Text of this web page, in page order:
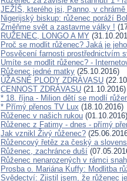
JEŽÍŠ, kterého jsi, Panno, v
Nigerijský biskup: růženec poráží
Změňme svět a zastavme války !
RUŽENEC, LONGO A MY
Proč se modlit růženec? Jaká je
Posvěcení farnosti prostřednictvím
Umíte se modlit růženec? -
Růženec jedné matky (25.10.2016)
ÚŽASNÉ PLODY ZDRÁVASU
CENNOST ZDRÁVASU (21.10.2016)
* 18. října - Milion dětí se modlí
* Přímý přenos TV Lux (18.10.2016)
Růženec v našich rukou (01.10.2016)
Růženec z Fatimy - dnes - přímý
Jak vznikl Živý růženec?
Růžencový řetěz za český a
Růženec, zachránce duší
Růženec nenarozených v rámci
Prosba o. Mariána Kuffy: Modlitba
Svědectví: Zjistil jsem, že růženec